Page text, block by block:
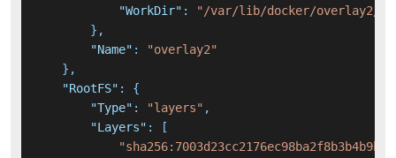
"WorkDir" :
"/var/lib/docker/overlay2/
} ,
"Name" :
"overlay2"
} ,
"RootFS" :
{
"Type" : "layers" ,
"Layers" :
[